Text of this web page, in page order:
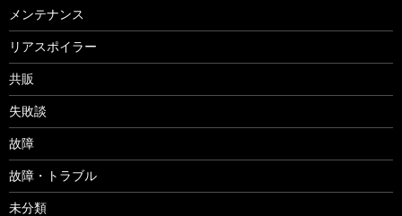
メンテナンス
リアスポイラー
共販
失敗談
故障
故障・トラブル
未分類